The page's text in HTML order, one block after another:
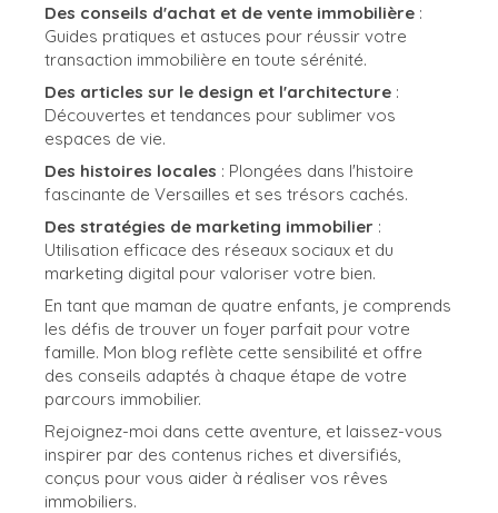
Des conseils d'achat et de vente immobilière :
Guides pratiques et astuces pour réussir votre
transaction immobilière en toute sérénité.
Des articles sur le design et l'architecture :
Découvertes et tendances pour sublimer vos
espaces de vie.
Des histoires locales : Plongées dans l'histoire
fascinante de Versailles et ses trésors cachés.
Des stratégies de marketing immobilier :
Utilisation efficace des réseaux sociaux et du
marketing digital pour valoriser votre bien.
En tant que maman de quatre enfants, je comprends
les défis de trouver un foyer parfait pour votre
famille. Mon blog reflète cette sensibilité et offre
des conseils adaptés à chaque étape de votre
parcours immobilier.
Rejoignez-moi dans cette aventure, et laissez-vous
inspirer par des contenus riches et diversifiés,
conçus pour vous aider à réaliser vos rêves
immobiliers.